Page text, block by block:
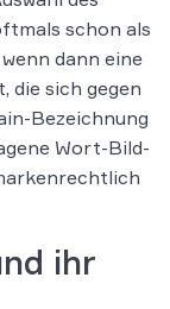
schon als
dann eine
die sich gegen
Bezeichnung
Wort-Bild-
ihr